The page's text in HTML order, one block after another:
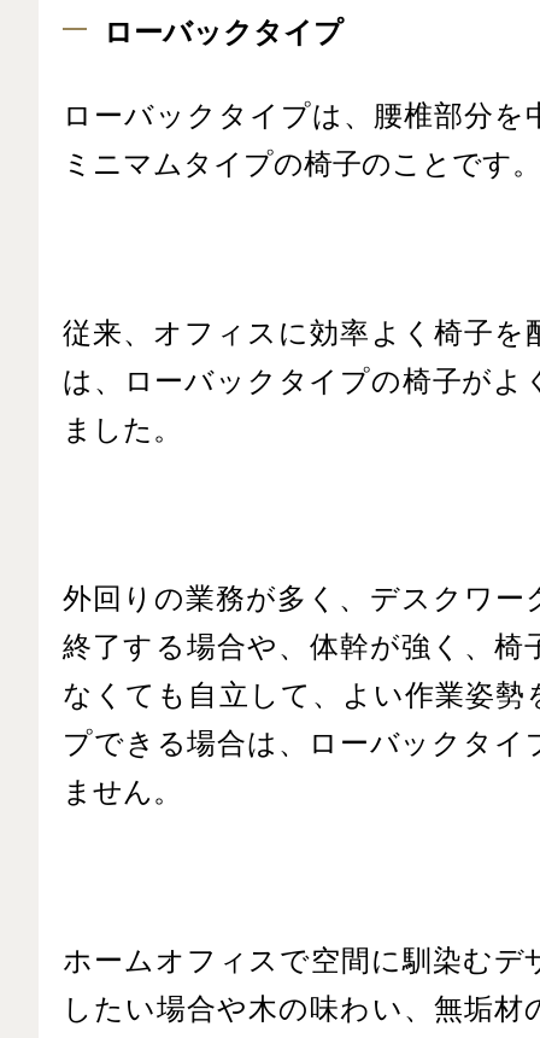
ローバックタイプ
ローバックタイプは、腰椎部分を
ミニマムタイプの椅子のことです。
従来、オフィスに効率よく椅子を
は、ローバックタイプの椅子がよ
ました。
外回りの業務が多く、デスクワー
終了する場合や、体幹が強く、椅
なくても自立して、よい作業姿勢
プできる場合は、ローバックタイ
ません。
ホームオフィスで空間に馴染むデ
したい場合や木の味わい、無垢材